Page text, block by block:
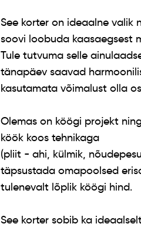
See korter on ideaalne valik
soovi loobuda kaasaegsest
Tule tutvuma selle
tänapäev saavad
kasutamata võimalust olla
Olemas on köögi projekt
köök koos tehnikaga
(pliit - ahi, külmik,
täpsustada omapoolsed
tulenevalt lõplik köögi hind.
See korter sobib ka